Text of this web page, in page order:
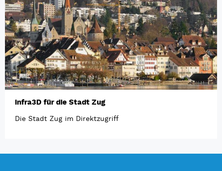
infra3D für die Stadt Zug
Die Stadt Zug im Direktzugriff